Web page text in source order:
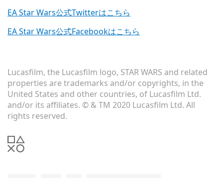
EA Star Wars公式Twitterはこちら
EA Star Wars公式Facebookはこちら
Lucasfilm, the Lucasfilm logo, STAR WARS and related
properties are trademarks and/or copyrights, in the
United States and other countries, of Lucasfilm Ltd.
and/or its affiliates. © & TM 2020 Lucasfilm Ltd. All
rights reserved.